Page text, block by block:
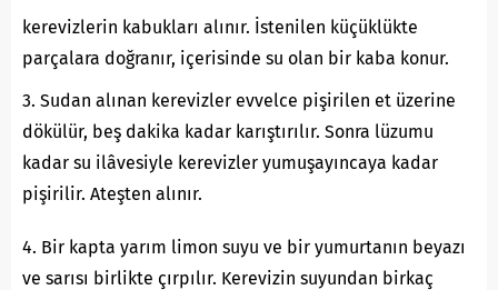
kerevizlerin kabukları alınır. İstenilen küçüklükte
parçalara doğranır, içerisinde su olan bir kaba konur.
3. Sudan alınan kerevizler evvelce pişirilen et üzerine
dökülür, beş dakika kadar karıştırılır. Sonra lüzumu
kadar su ilâvesiyle kerevizler yumuşayıncaya kadar
pişirilir. Ateşten alınır.
4. Bir kapta yarım limon suyu ve bir yumurtanın beyazı
ve sarısı birlikte çırpılır. Kerevizin suyundan birkaç